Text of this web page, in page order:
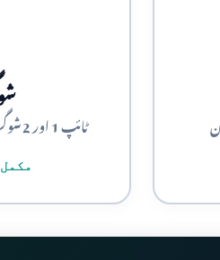
ٹائپ 1 اور 2 شوگر، انسولین کنٹرول اور شوگر کے زخم